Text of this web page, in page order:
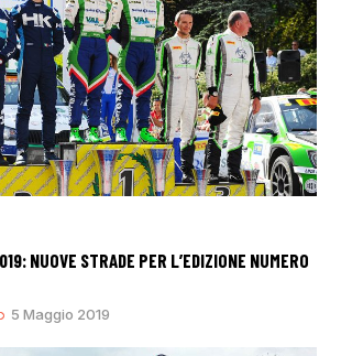
NUOVE STRADE PER L’EDIZIONE NUMERO
5 Maggio 2019